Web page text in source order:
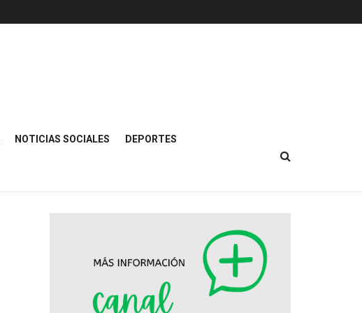
NOTICIAS SOCIALES DEPORTES